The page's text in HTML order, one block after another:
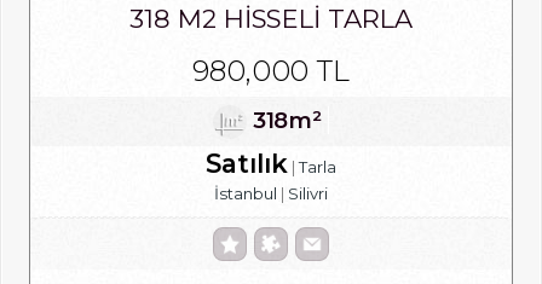
318 M2 HISSELI TARLA
980,000 TL
318m²
Satılık Tarla
İstanbul
Silivri